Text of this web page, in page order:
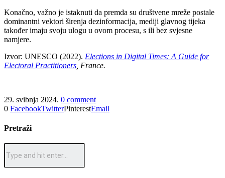
Konačno, važno je istaknuti da premda su društvene mreže postale
dominantni vektori širenja dezinformacija, mediji glavnog tijeka
također imaju svoju ulogu u ovom procesu, s ili bez svjesne
namjere.
Izvor: UNESCO (2022). Elections in Digital Times: A Guide for
Electoral Practitioners , France.
29. svibnja 2024. 0 comment
0 FacebookTwitterPinterestEmail
Pretraži